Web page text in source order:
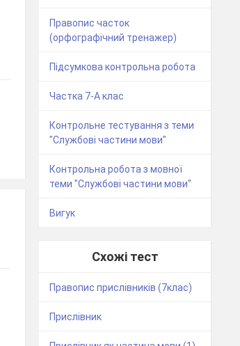
Правопис часток
(орфографічний тренажер)
Підсумкова контрольна робота
Частка 7-А клас
Контрольне тестування з теми
"Службові частини мови"
Контрольна робота з мовної
теми "Службові частини мови"
Вигук
Схожі тест
Правопис прислівників (7клас)
Прислівник